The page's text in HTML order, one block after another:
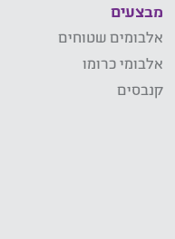
מבצעים
אלבומים שטוחים
אלבומי כרומו
קנבסים